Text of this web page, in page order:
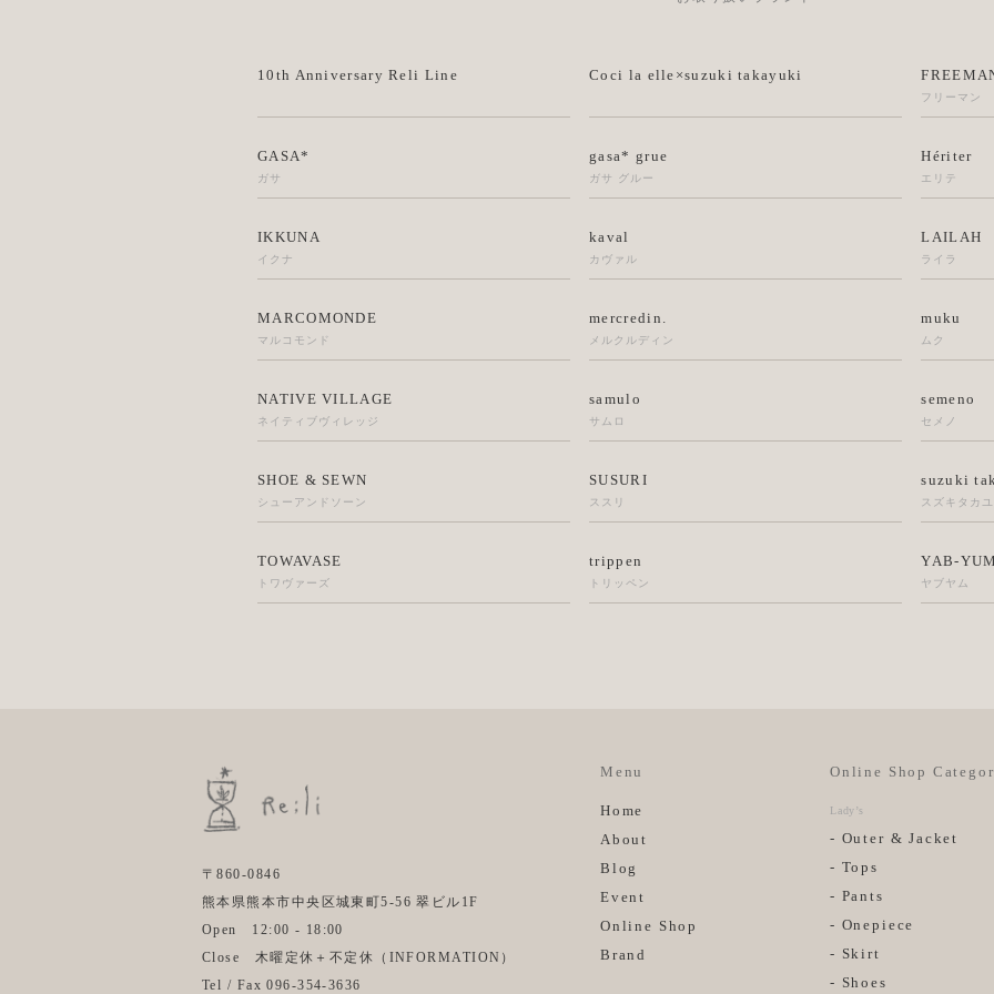
10th Anniversary Reli Line Coci la elle×suzuki takayuki
フリーマン
GASA*
ガサ
gasa* grue
ガサ グルー
Hériter
エリテ
IKKUNA
イクナ
kaval
カヴァル
LAILAH
ライラ
MARCOMONDE
マルコモンド
mercredin.
メルクルディン
muku
ムク
NATIVE VILLAGE
ネイティブヴィレッジ
samulo
サムロ
semeno
セメノ
SHOE & SEWN
シューアンドソーン
SUSURI
ススリ
suzuki
スズキタカユ
TOWAVASE
トワヴァーズ
trippen
トリッペン
YAB-YUM
ヤブヤム
〒860-0846
熊本県熊本市中央区城東町5-56 翠ビル1F
Open 12:00 - 18:00
Close 木曜定休＋不定休（ INFORMATION ）
Tel / Fax 096-354-3636
Menu
Home
About
Blog
Event
Online Shop
Brand
Online Shop
Lady’s
- Outer & Jacket
- Tops
- Pants
- Onepiece
- Skirt
- Shoes